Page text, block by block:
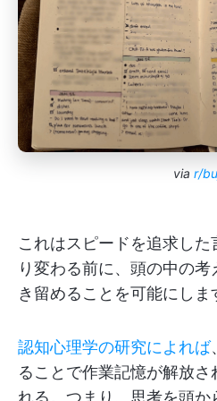
via r/
これはスピードを追求し
り変わる前に、頭の中の
き留めることを可能にしま
認知心理学の研究によれば
ることで作業記憶が解放さ
れる。つまり、思考を頭